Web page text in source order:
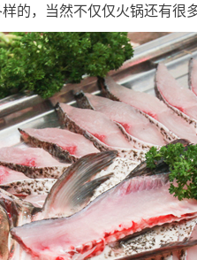
的，当然不仅仅火锅还有很